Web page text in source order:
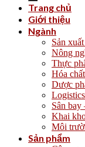
Trang chủ
Giới thiệu
Ngành
Sản
Nông
Thực
Hóa
Dược
Sân bay
Khai
Môi
Sản phẩm